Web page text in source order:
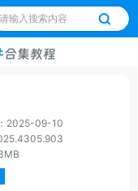
合集教程
2025-09-10